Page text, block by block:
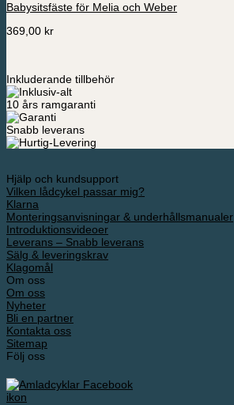
Babysitsfäste för Melia och Weber
369,00 kr
Inkluderande tillbehör
10 års ramgaranti
Snabb leverans
Hjälp och kundsupport
Vilken lådcykel passar mig?
Klarna
Monteringsanvisningar & underhållsmanualer
Introduktionsvideoer
Leverans – Snabb leverans
Sälg & leveringskrav
Klagomål
Om oss
Om oss
Nyheter
Bli en partner
Kontakta oss
Sitemap
Följ oss